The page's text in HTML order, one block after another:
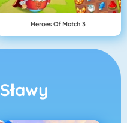
Heroes Of Match 3
Sławy